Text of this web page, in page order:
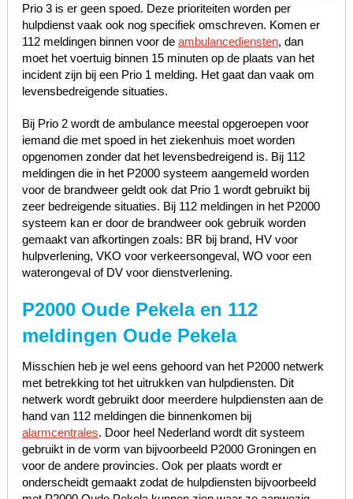
Prio 3 is er geen spoed. Deze prioriteiten worden per
hulpdienst vaak ook nog specifiek omschreven. Komen er
112 meldingen binnen voor de ambulancediensten, dan
moet het voertuig binnen 15 minuten op de plaats van het
incident zijn bij een Prio 1 melding. Het gaat dan vaak om
levensbedreigende situaties.
Bij Prio 2 wordt de ambulance meestal opgeroepen voor
iemand die met spoed in het ziekenhuis moet worden
opgenomen zonder dat het levensbedreigend is. Bij 112
meldingen die in het P2000 systeem aangemeld worden
voor de brandweer geldt ook dat Prio 1 wordt gebruikt bij
zeer bedreigende situaties. Bij 112 meldingen in het P2000
systeem kan er door de brandweer ook gebruik worden
gemaakt van afkortingen zoals: BR bij brand, HV voor
hulpverlening, VKO voor verkeersongeval, WO voor een
waterongeval of DV voor dienstverlening.
P2000 Oude Pekela en 112
meldingen Oude Pekela
Misschien heb je wel eens gehoord van het P2000 netwerk
met betrekking tot het uitrukken van hulpdiensten. Dit
netwerk wordt gebruikt door meerdere hulpdiensten aan de
hand van 112 meldingen die binnenkomen bij
alarmcentrales. Door heel Nederland wordt dit systeem
gebruikt in de vorm van bijvoorbeeld P2000 Groningen en
voor de andere provincies. Ook per plaats wordt er
onderscheidt gemaakt zodat de hulpdiensten bijvoorbeeld